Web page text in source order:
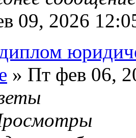
09, 2026
» Пт фев 06,